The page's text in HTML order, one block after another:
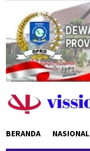
konten
BERANDA NASIONAL